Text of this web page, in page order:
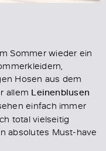
Sommer wieder ein
Hosen aus dem
allem Leinenblusen
einfach immer
total vielseitig
absolutes Must-have